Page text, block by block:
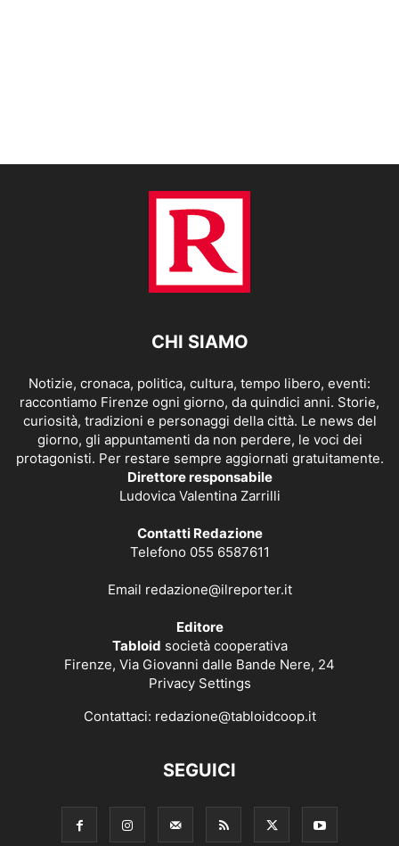
CHI SIAMO
Notizie, cronaca, politica, cultura, tempo libero, eventi:
raccontiamo Firenze ogni giorno, da quindici anni. Storie,
curiosità, tradizioni e personaggi della città. Le news del
giorno, gli appuntamenti da non perdere, le voci dei
protagonisti. Per restare sempre aggiornati gratuitamente.
Direttore responsabile
Ludovica Valentina Zarrilli
Contatti Redazione
Telefono 055 6587611
Email redazione@ilreporter.it
Editore
Tabloid società cooperativa
Firenze, Via Giovanni dalle Bande Nere, 24
Privacy Settings
Contattaci: redazione@tabloidcoop.it
SEGUICI